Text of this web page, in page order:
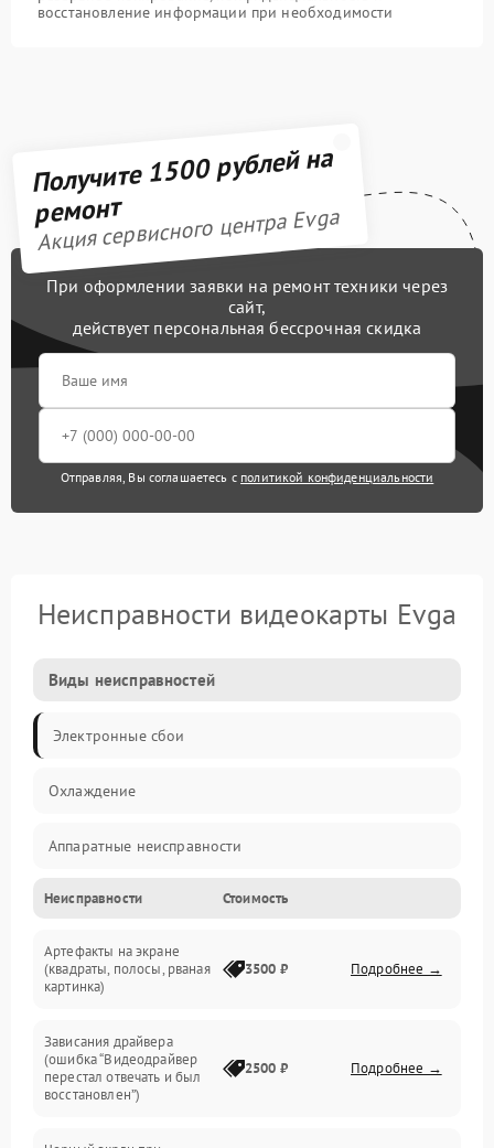
восстановление информации при необходимости
Получите 1500 рублей на
ремонт
Акция сервисного центра Evga
При оформлении заявки на ремонт техники через
сайт,
действует персональная бессрочная скидка
Отправляя, Вы соглашаетесь с политикой конфиденциальности
Неисправности видеокарты Evga
Виды неисправностей
Электронные сбои
Охлаждение
Аппаратные неисправности
Перегрев и термопроблемы
Видео
Интерфейсные и коммуникационные проблемы
Неисправности Стоимость
Артефакты на экране
(квадраты, полосы, рваная
картинка)
3500 ₽ Подробнее →
Зависания драйвера
(ошибка “Видеодрайвер
перестал отвечать и был
восстановлен”)
2500 ₽ Подробнее →